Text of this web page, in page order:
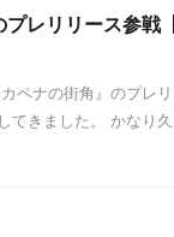
プレリリース参
ペナの街角』のプレ
てきました。 かなり